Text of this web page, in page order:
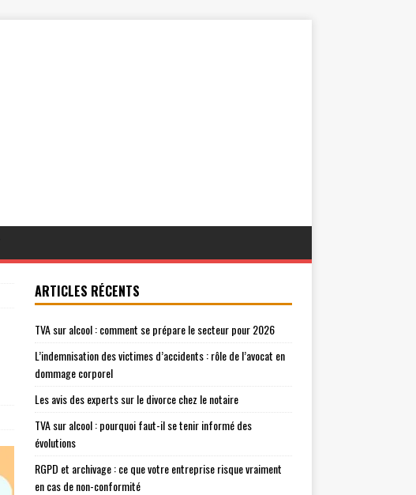
ARTICLES RÉCENTS
TVA sur alcool : comment se prépare le secteur pour 2026
L’indemnisation des victimes d’accidents : rôle de l’avocat en
dommage corporel
Les avis des experts sur le divorce chez le notaire
TVA sur alcool : pourquoi faut-il se tenir informé des
évolutions
RGPD et archivage : ce que votre entreprise risque vraiment
en cas de non-conformité